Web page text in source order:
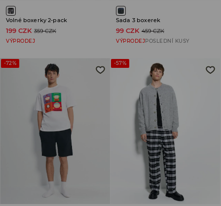
Volné boxerky 2-pack
199 CZK 359 CZK
VÝPRODEJ
Sada 3 boxerek
99 CZK 459 CZK
VÝPRODEJ POSLEDNÍ KUSY
-72% -57%